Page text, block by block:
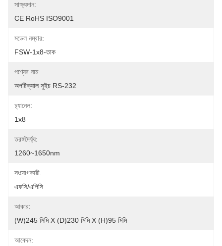
সাক্ষ্যদান:
CE RoHS ISO9001
মডেল নম্বার:
FSW-1x8-তাক
পণ্যের নাম:
অপটিক্যাল সুইচ RS-232
চ্যানেল:
1x8
তরঙ্গদৈর্ঘ্য:
1260~1650nm
সংযোগকারী:
এফসি/এপিসি
আকার:
(W)245 মিমি X (D)230 মিমি X (H)95 মিমি
আবেদন: